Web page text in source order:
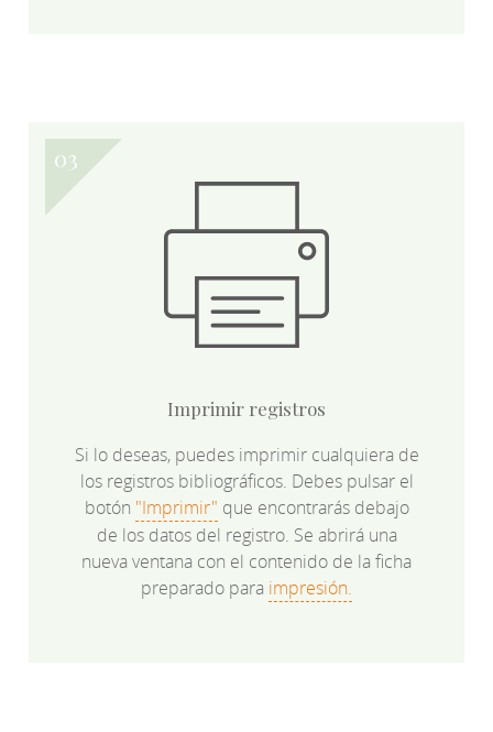
Imprimir registros
Si lo deseas, puedes imprimir cualquiera de
los registros bibliográficos. Debes pulsar el
botón "Imprimir" que encontrarás debajo
de los datos del registro. Se abrirá una
nueva ventana con el contenido de la ficha
preparado para impresión.